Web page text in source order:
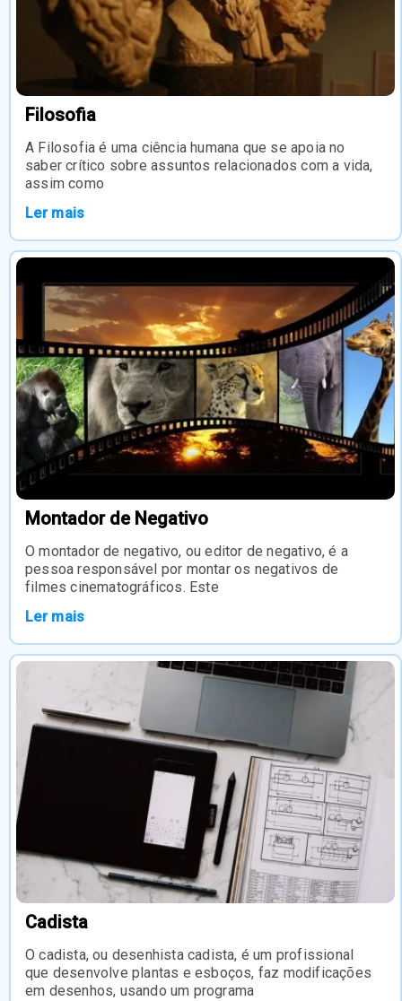
Filosofia
A Filosofia é uma ciência humana que se apoia no
saber crítico sobre assuntos relacionados com a vida,
assim como
Ler mais
Montador de Negativo
O montador de negativo, ou editor de negativo, é a
pessoa responsável por montar os negativos de
filmes cinematográficos. Este
Ler mais
Cadista
O cadista, ou desenhista cadista, é um profissional
que desenvolve plantas e esboços, faz modificações
em desenhos, usando um programa